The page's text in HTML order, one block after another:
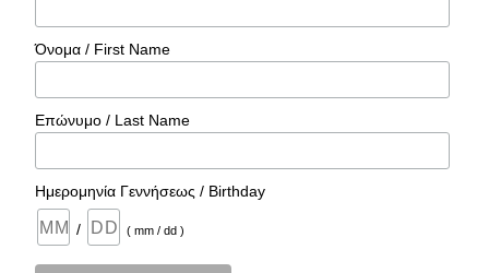
Όνομα / First Name
Επώνυμο / Last Name
Ημερομηνία Γεννήσεως / Birthday
/ ( mm / dd )